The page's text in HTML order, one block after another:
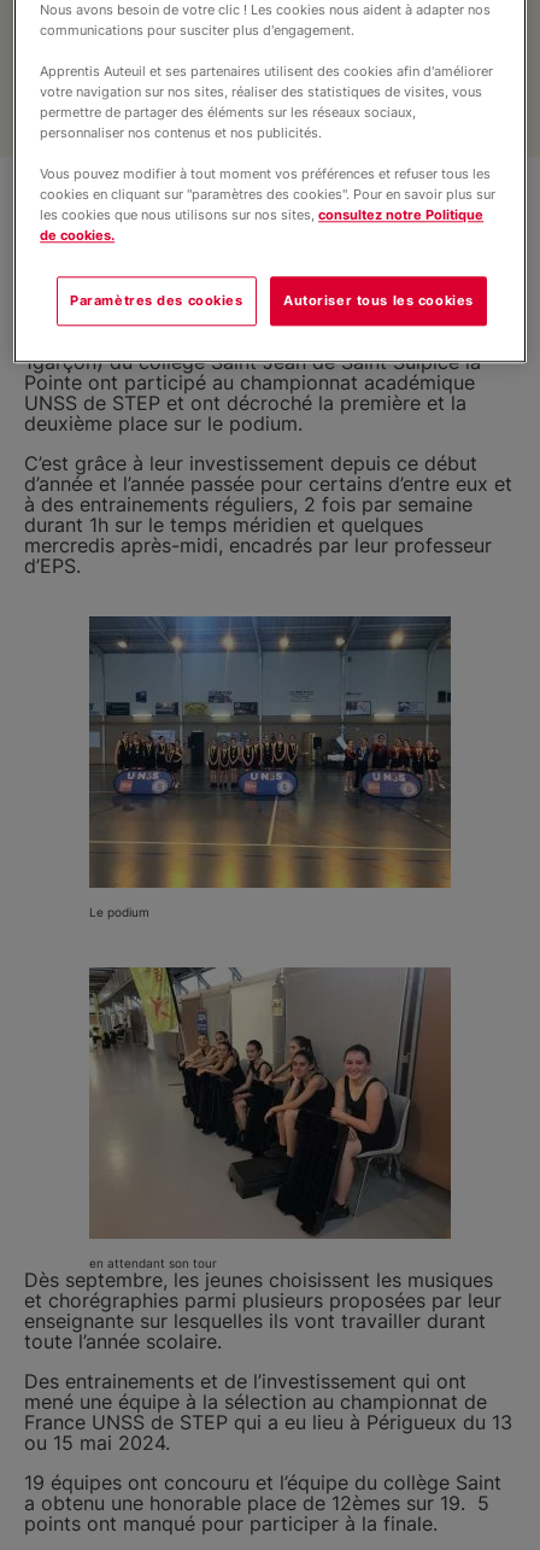
Fonds Social Européen
Pratique et contact
Actualités
Le podium
Mercredi 3 avril 2024 à Graulhet, deux équipes de 7
1garçon) du collège Saint Jean de Saint Sulpice la
Pointe ont participé au championnat académique
UNSS de STEP et ont décroché la première et la
deuxième place sur le podium.
C’est grâce à leur investissement depuis ce début
d’année et l’année passée pour certains d’entre eux et
à des entrainements réguliers, 2 fois par semaine
durant 1h sur le temps méridien et quelques
mercredis après-midi, encadrés par leur professeur
d’EPS.
en attendant son tour
Dès septembre, les jeunes choisissent les musiques
et chorégraphies parmi plusieurs proposées par leur
enseignante sur lesquelles ils vont travailler durant
toute l’année scolaire.
Des entrainements et de l’investissement qui ont
mené une équipe à la sélection au championnat de
France UNSS de STEP qui a eu lieu à Périgueux du 13
ou 15 mai 2024.
19 équipes ont concouru et l’équipe du collège Saint
a obtenu une honorable place de 12èmes sur 19. 5
points ont manqué pour participer à la finale.
Nous avons besoin de votre clic ! Les cookies nous aident à adapter nos
communications pour susciter plus d'engagement.
Apprentis Auteuil et ses partenaires utilisent des cookies afin d'améliorer
votre navigation sur nos sites, réaliser des statistiques de visites, vous
permettre de partager des éléments sur les réseaux sociaux,
personnaliser nos contenus et nos publicités.
Vous pouvez modifier à tout moment vos préférences et refuser tous les
cookies en cliquant sur "paramètres des cookies". Pour en savoir plus sur
les cookies que nous utilisons sur nos sites,consultez notre Politique
de cookies.
Paramètres des cookies Autoriser tous les cookies